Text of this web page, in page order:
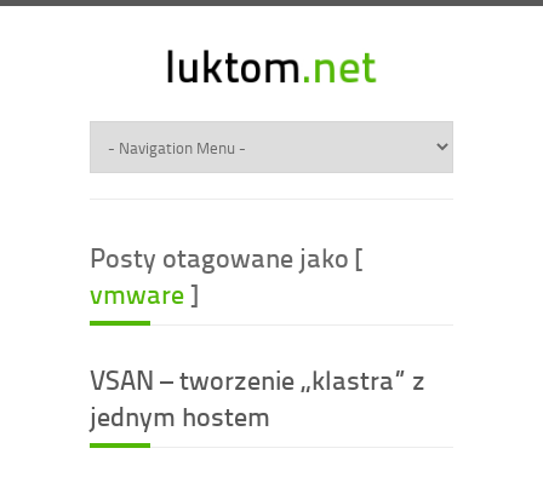
Posty otagowane jako [
vmware]
VSAN – tworzenie „klastra” z
jednym hostem